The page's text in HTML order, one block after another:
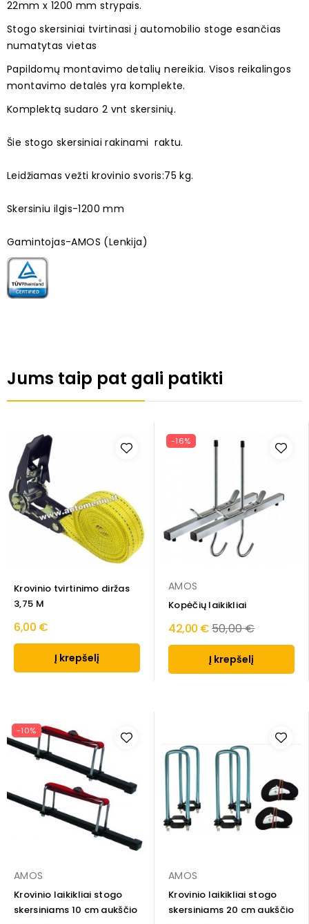
22mm x 1200 mm strypais.
Stogo skersiniai tvirtinasi į automobilio stoge esančias
numatytas vietas
Papildomų montavimo detalių nereikia. Visos reikalingos
montavimo detalės yra komplekte.
Komplektą sudaro 2 vnt skersinių.
Šie stogo skersiniai rakinami raktu.
Leidžiamas vežti krovinio svoris:75 kg.
Skersiniu ilgis-1200 mm
Gamintojas-AMOS (Lenkija)
Jums taip pat gali patikti
Krovinio tvirtinimo diržas
3,75 M
6,00 €
Į krepšelį
-16%
AMOS
Kopėčių laikikliai
42,00 €Regular
price
50,00 €
Į krepšelį
-10%
AMOS
Krovinio laikikliai stogo
skersiniams 10 cm aukščio
AMOS
Krovinio laikikliai stogo
skersiniams 20 cm aukščio